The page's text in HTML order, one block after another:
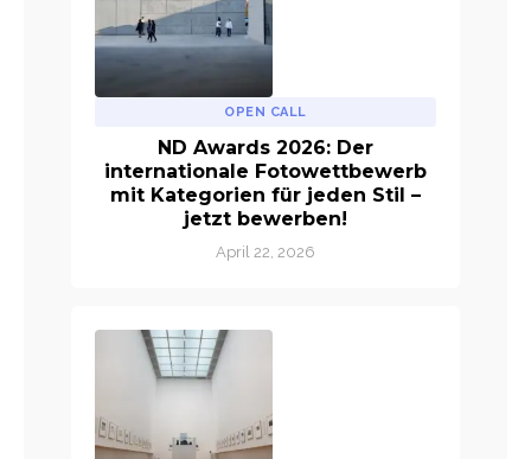
OPEN CALL
ND Awards 2026: Der
internationale Fotowettbewerb
mit Kategorien für jeden Stil –
jetzt bewerben!
April 22, 2026